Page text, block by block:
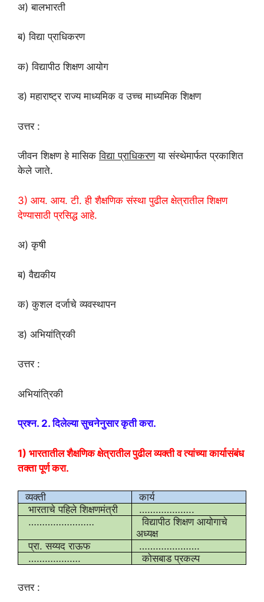
अ) बालभारती
ब) विद्या प्राधिकरण
क) विद्यापीठ शिक्षण आयोग
ड) महाराष्ट्र राज्य माध्यमिक व उच्च माध्यमिक शिक्षण
उत्तर :
जीवन शिक्षण हे मासिकविद्या प्राधिकरणया संस्थेमार्फत प्रकाशित
केले जाते.
3) आय. आय. टी. ही शैक्षणिक संस्था पुढील क्षेत्रातील शिक्षण
देण्यासाठी प्रसिद्ध आहे.
अ) कृषी
ब) वैद्यकीय
क) कुशल दर्जाचे व्यवस्थापन
ड) अभियांत्रिकी
उत्तर :
अभियांत्रिकी
प्रश्न. 2. दिलेल्या सुचनेनुसार कृती करा.
1) भारतातील शैक्षणिक क्षेत्रातील पुढील व्यक्ती व त्यांच्या कार्यासंबंध
तक्ता पूर्ण करा.
व्यक्ती
कार्य
भारताचे पहिले शिक्षणमंत्री
………………..
……………………
विद्यापीठ शिक्षण आयोगाचे
अध्यक्ष
प्रा. सय्यद राऊफ
………………….
……………….
कोसबाड प्रकल्प
उत्तर :